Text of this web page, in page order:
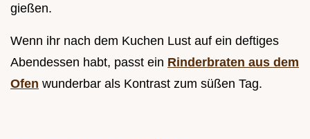
gießen.
Wenn ihr nach dem Kuchen Lust auf ein deftiges
Abendessen habt, passt ein Rinderbraten aus dem
Ofen wunderbar als Kontrast zum süßen Tag.